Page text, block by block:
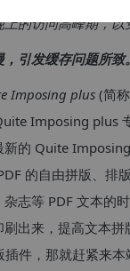
的访问高峰期，
引发缓存问题所致
Imposing plus(简
Imposing plus
的 Quite
的自由拼版、排
志等 PDF 文本的
出来，提高文本
件，那就赶紧来